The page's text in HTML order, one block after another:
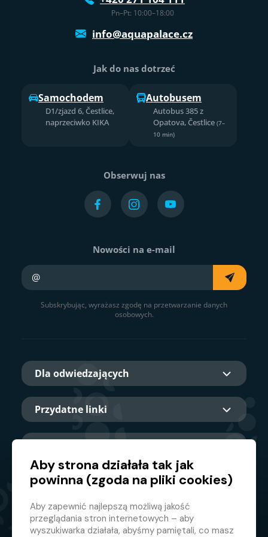
Pn–Pt: 10:00–18:00
info@aquapalace.cz
Jak do nas dotrzeć
Samochodem
D1/zjazd 6, Čestlice,
naprzeciwko KIKA
Autobusem
Autobus 385 z
Opatova, Čestlice (7–
10 min)
Obserwuj nas
Nowości na e-mail
Subskrybując, wyrażasz zgodę na przetwarzanie danych
osobowych.
Dla odwiedzających
Przydatne linki
Główny partner
Aby strona działała tak jak
powinna (zgoda na pliki cookies)
Aby zapewnić najlepszą możliwą jakość
przeglądania stron internetowych – aby
wyszukiwarka działała, abyśmy pamiętali, co masz